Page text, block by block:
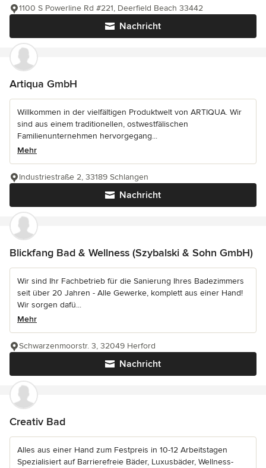
Nachricht
1100 S Powerline Rd #221, Deerfield Beach 33442
Artiqua GmbH
Willkommen in der vielfältigen Produktwelt von ARTIQUA. Wir
sind aus einem traditionellen, ostwestfälischen
Familienunternehmen hervorgegang...
Mehr
Nachricht
Industriestraße 2, 33189 Schlangen
Blickfang Bad & Wellness (Szybalski & Sohn GmbH)
Wir sind Ihr Fachbetrieb für die Sanierung Ihres Badezimmers
seit über 20 Jahren - Alle Gewerke, komplett aus einer Hand!
Wir sorgen dafü...
Mehr
Nachricht
Schwarzenmoorstr. 3, 32049 Herford
Creativ Bad
Alles aus einer Hand zum Festpreis in 10-12 Arbeitstagen
Spezialisiert auf Barrierefreie Bäder, Luxusbäder, Wellness-